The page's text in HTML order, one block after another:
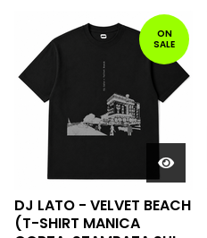
ON
SALE
DJ LATO - VELVET BEACH
(T-SHIRT MANICA